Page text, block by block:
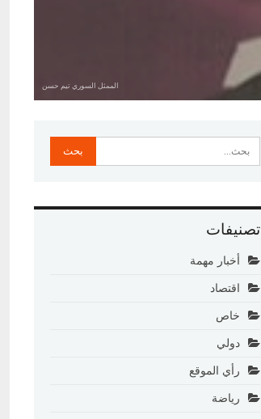
الممثل السوري تيم حسن
تصنيفات
أخبار مهمة
اقتصاد
خاص
دولي
رأي الموقع
رياضة